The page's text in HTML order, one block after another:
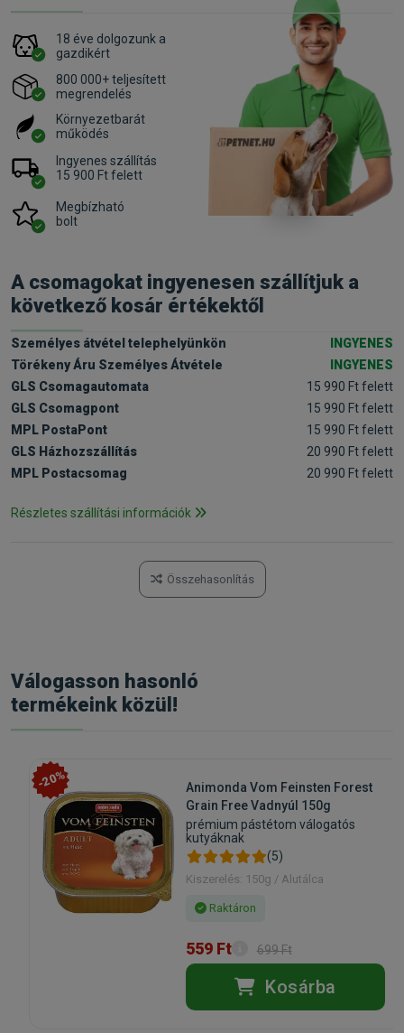
18 éve dolgozunk a
gazdikért
800 000+ teljesített
megrendelés
Környezetbarát
működés
Ingyenes szállítás
15 900 Ft felett
Megbízható
bolt
A csomagokat ingyenesen szállítjuk a
következő kosár értékektől
Személyes átvétel telephelyünkön
INGYENES
Törékeny Áru Személyes Átvétele
INGYENES
GLS Csomagautomata
15 990 Ft felett
GLS Csomagpont
15 990 Ft felett
MPL PostaPont
15 990 Ft felett
GLS Házhozszállítás
20 990 Ft felett
MPL Postacsomag
20 990 Ft felett
Részletes szállítási információk
Összehasonlítás
Válogasson hasonló
termékeink közül!
-20%
Animonda Vom Feinsten Forest
Grain Free Vadnyúl 150g
prémium pástétom válogatós
kutyáknak
(5)
Kiszerelés: 150g / Alutálca
Raktáron
559 Ft 699 Ft
Kosárba